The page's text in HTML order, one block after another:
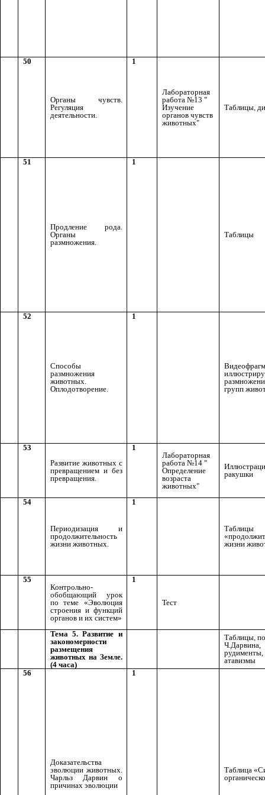
50
Органы чувств.
Регуляция
деятельности.
1
Лабораторная
работа №13 "
Изучение
органов чувств
животных"
Таблицы,
51
Продление рода.
Органы
размножения.
1
Таблицы
52
Способы
размножения
животных.
Оплодотворение.
1
групп
53
Развитие животных с
превращением и без
превращения.
1
Лабораторная
работа №14 "
Определение
возраста
животных"
ракушки
54
Периодизация и
продолжительность
жизни животных.
1
Таблицы
жизни
55
Контрольно-
обобщающий урок
по теме «Эволюция
строения и функций
органов и их систем»
1
Тест
Тема 5. Развитие и
закономерности
размещения
животных на Земле.
(4 часа)
Таблицы,
Ч.Дарвина,
рудименты,
атавизмы
56
Доказательства
эволюции животных.
Чарльз Дарвин о
причинах эволюции
1
Таблица